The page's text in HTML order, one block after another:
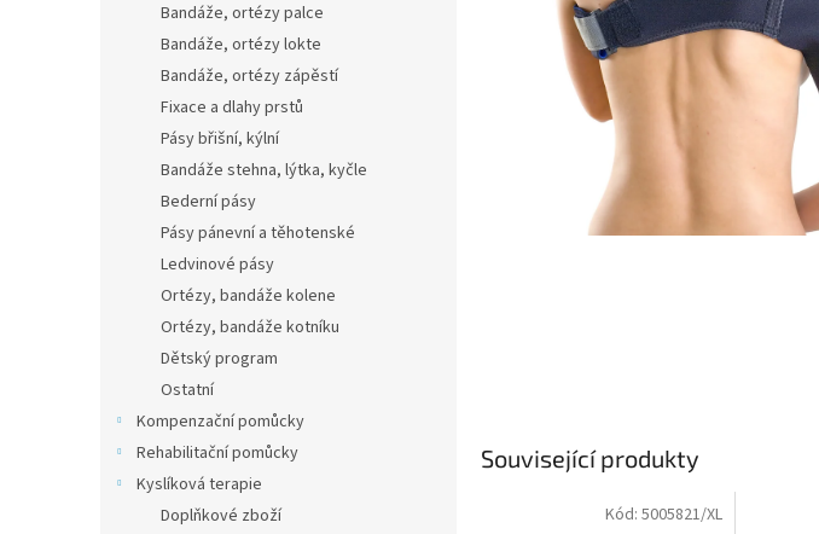
Bandáže, ortézy palce
Bandáže, ortézy lokte
Bandáže, ortézy zápěstí
Fixace a dlahy prstů
Pásy břišní, kýlní
Bandáže stehna, lýtka, kyčle
Bederní pásy
Pásy pánevní a těhotenské
Ledvinové pásy
Ortézy, bandáže kolene
Ortézy, bandáže kotníku
Dětský program
Ostatní
Kompenzační pomůcky
Rehabilitační pomůcky
Kyslíková terapie
Doplňkové zboží
Související produkty
Kód: 5005821/XL